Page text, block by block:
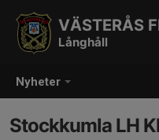
Nyheter
VÄSTERÅS
Långhåll
Stockkumla LH